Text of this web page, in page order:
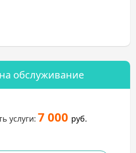
обслуживание
услуги: 7 000 руб.